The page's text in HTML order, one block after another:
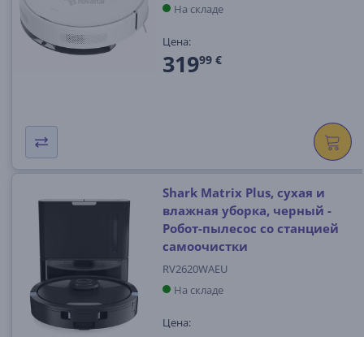
На складе
Цена:
31999 €
Shark Matrix Plus, сухая и
влажная уборка, черный -
Робот-пылесос со станцией
самоочистки
RV2620WAEU
На складе
Цена: